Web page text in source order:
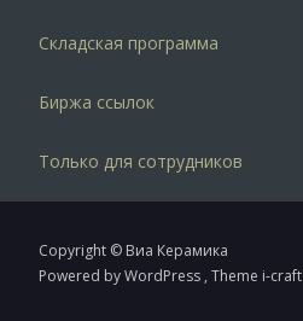
Складская программа
Биржа ссылок
Только для сотрудников
Copyright © Виа Керамика
Powered by WordPress , Theme i-craft